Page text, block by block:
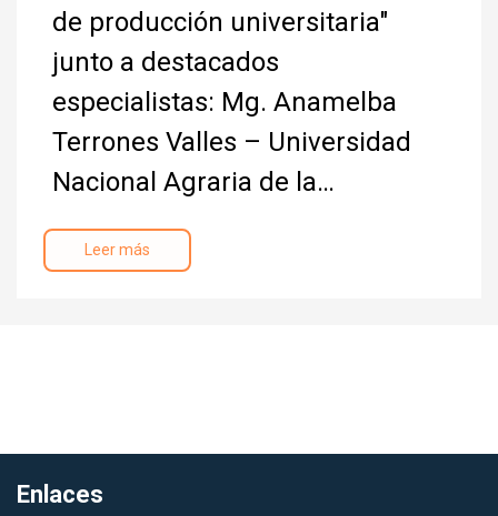
de producción universitaria"
junto a destacados
especialistas: Mg. Anamelba
Terrones Valles – Universidad
Nacional Agraria de la…
Leer más
Enlaces